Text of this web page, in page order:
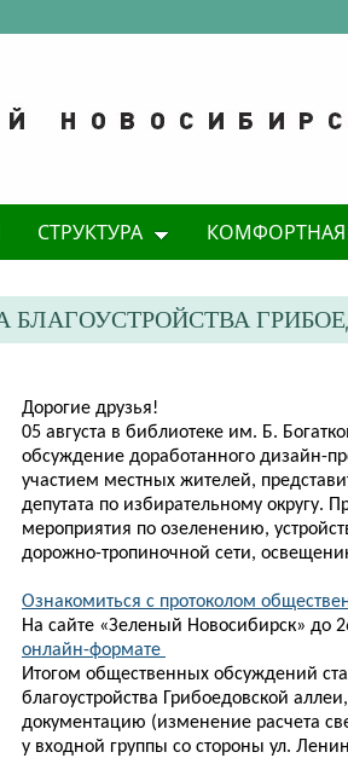
СТРУКТУРА КОМФОРТНАЯ
БЛАГОУСТРОЙСТВА
Дорогие друзья!
05 августа в библиотеке им. Б.
обсуждение доработанного дизайн-
участием местных жителей,
депутата по избирательному округу.
мероприятия по озеленению,
дорожно-тропиночной сети,
Ознакомиться с протоколом
На сайте «Зеленый Новосибирск» до
онлайн-формате ​
Итогом общественных обсуждений
благоустройства Грибоедовской
документацию (изменение расчета
у входной группы со стороны ул.